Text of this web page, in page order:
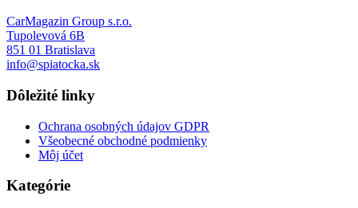
CarMagazin Group s.r.o.
Tupolevová 6B
851 01 Bratislava
info@spiatocka.sk
Dôležité linky
Ochrana osobných údajov GDPR
Všeobecné obchodné podmienky
Môj účet
Kategórie